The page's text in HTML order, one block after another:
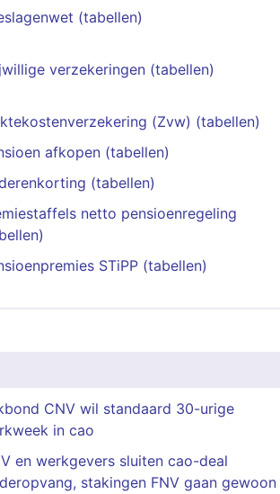
(tabellen)
verzekeringen (tabellen)
(Zvw) (tabellen)
afkopen (tabellen)
(tabellen)
netto pensioenregeling
STiPP (tabellen)
CNV wil standaard 30-urige
in cao
en werkgevers sluiten cao-deal
stakingen FNV gaan gewoon